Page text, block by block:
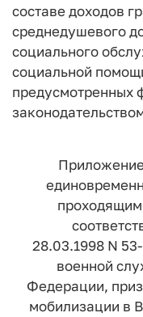
составе доходов
среднедушевого
социального
социальной
предусмотренных
28.03.1998 N
военной
Федерации,
мобилизации в